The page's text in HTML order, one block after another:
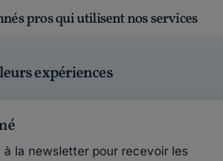
pros qui utilisent nos services
expériences
la newsletter pour recevoir les